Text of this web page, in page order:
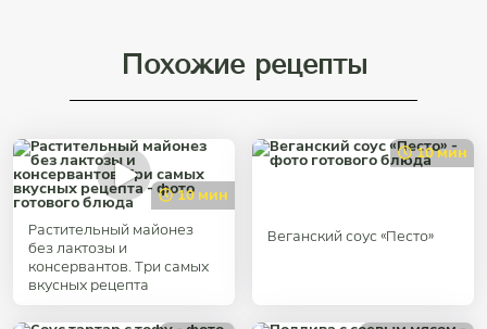
Похожие рецепты
10 мин
Растительный майонез
без лактозы и
консервантов. Три самых
вкусных рецепта
10 мин
Веганский соус «Песто»